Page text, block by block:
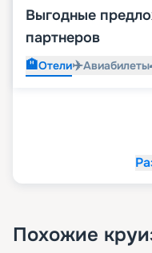
Выгодные
партнеров
🏨Отели✈️Авиабилеты
Похожие